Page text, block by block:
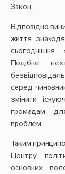
Закон.
Відповідно
життя
сьогоднішня
Подібне
серед
змінити
громадам
проблем.
Таким
Центру
основних